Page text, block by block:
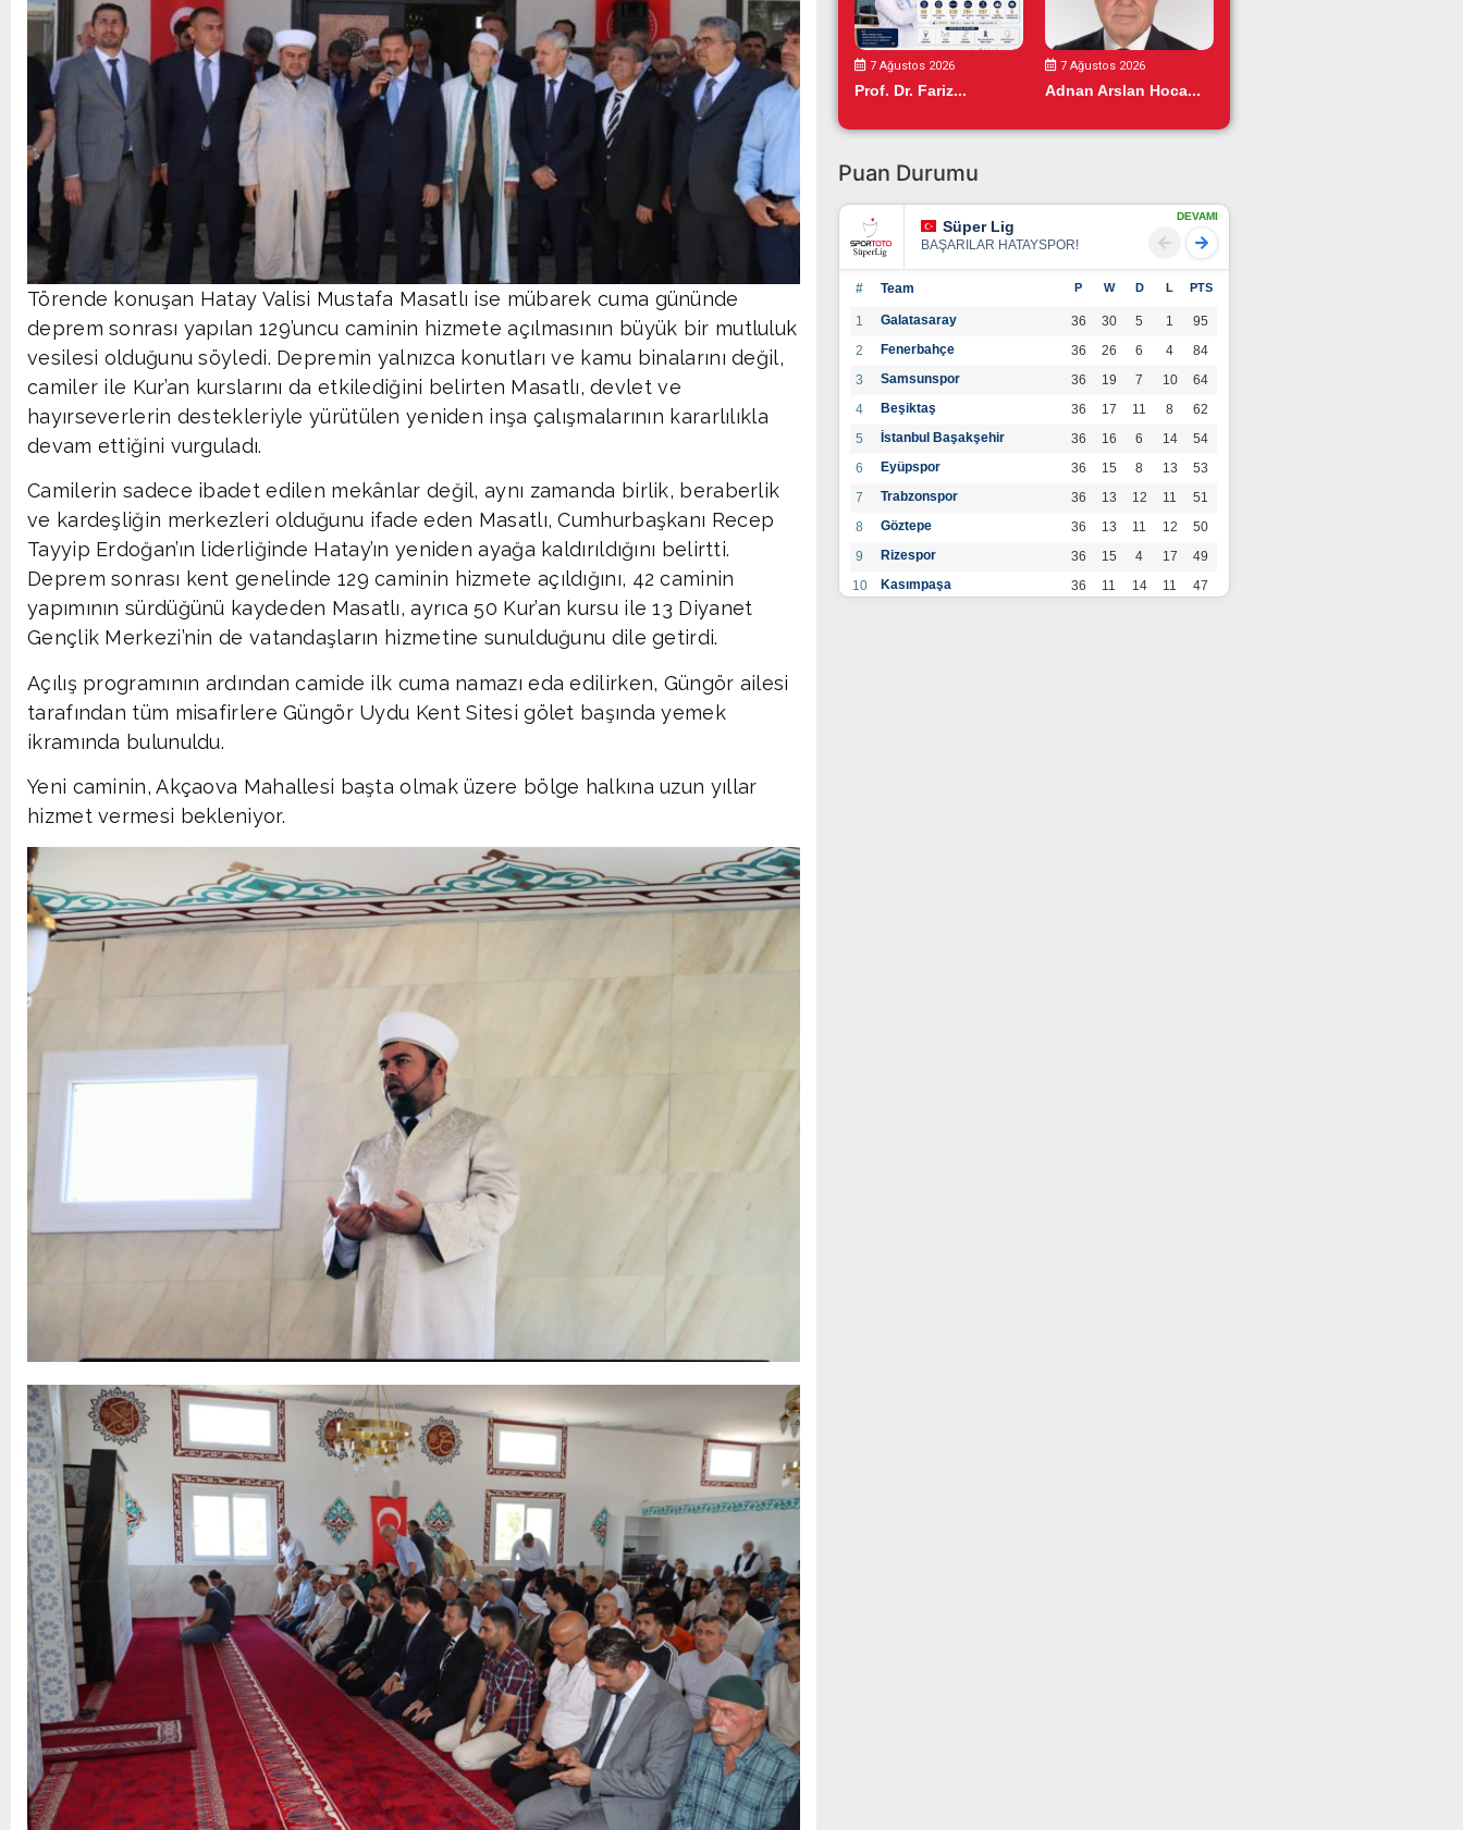
Törende konuşan Hatay Valisi Mustafa Masatlı ise mübarek cuma gününde
deprem sonrası yapılan 129’uncu caminin hizmete açılmasının büyük bir mutluluk
vesilesi olduğunu söyledi. Depremin yalnızca konutları ve kamu binalarını değil,
camiler ile Kur’an kurslarını da etkilediğini belirten Masatlı, devlet ve
hayırseverlerin destekleriyle yürütülen yeniden inşa çalışmalarının kararlılıkla
devam ettiğini vurguladı.
Camilerin sadece ibadet edilen mekânlar değil, aynı zamanda birlik, beraberlik
ve kardeşliğin merkezleri olduğunu ifade eden Masatlı, Cumhurbaşkanı Recep
Tayyip Erdoğan’ın liderliğinde Hatay’ın yeniden ayağa kaldırıldığını belirtti.
Deprem sonrası kent genelinde 129 caminin hizmete açıldığını, 42 caminin
yapımının sürdüğünü kaydeden Masatlı, ayrıca 50 Kur’an kursu ile 13 Diyanet
Gençlik Merkezi’nin de vatandaşların hizmetine sunulduğunu dile getirdi.
Açılış programının ardından camide ilk cuma namazı eda edilirken, Güngör ailesi
tarafından tüm misafirlere Güngör Uydu Kent Sitesi gölet başında yemek
ikramında bulunuldu.
Yeni caminin, Akçaova Mahallesi başta olmak üzere bölge halkına uzun yıllar
hizmet vermesi bekleniyor.
7 Ağustos 2026
Prof. Dr. Fariz...
7 Ağustos 2026
Adnan Arslan Hoca...
Puan Durumu
Süper Lig
BAŞARILAR HATAYSPOR!
DEVAMI
# Team P W D L PTS
1 Galatasaray 36 30 5 1
95
2
Fenerbahçe 36 26 6 4
84
3
Samsunspor 36 19 7 10
64
4
Beşiktaş 36 17 11 8
62
5
İstanbul Başakşehir 36 16 6 14
54
6
Eyüpspor 36 15 8 13
53
7
Trabzonspor 36 13 12 11
51
8
Göztepe 36 13 11 12
50
9
Rizespor 36 15 4 17
49
10
Kasımpaşa 36 11 14 11
47